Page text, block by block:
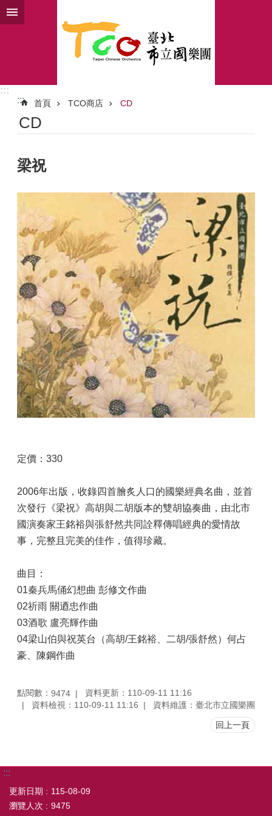
跳到主要內容區塊
:::
:::
首頁 TCO商店 CD
CD
梁祝
定價：330
2006年出版，收錄四首膾炙人口的國樂經典名曲，並首
次發行《梁祝》高胡與二胡版本的雙胡協奏曲，由北市
國演奏家王銘裕與張舒然共同詮釋傳唱經典的愛情故
事，完整且完美的佳作，值得珍藏。
曲目：
01秦兵馬俑幻想曲 彭修文作曲
02祈雨 關迺忠作曲
03酒歌 盧亮輝作曲
04梁山伯與祝英台（高胡/王銘裕、二胡/張舒然）何占
豪、陳鋼作曲
點閱數： 9474
資料更新：110-09-11 11:16
資料檢視：110-09-11 11:16
資料維護：臺北市立國樂團
回上一頁
:::
更新日期
115-08-09
瀏覽人次
9475